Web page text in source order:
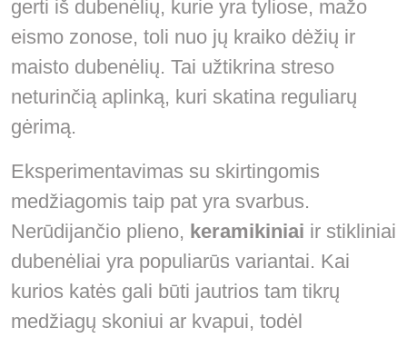
gerti iš dubenėlių, kurie yra tyliose, mažo
eismo zonose, toli nuo jų kraiko dėžių ir
maisto dubenėlių. Tai užtikrina streso
neturinčią aplinką, kuri skatina reguliarų
gėrimą.
Eksperimentavimas su skirtingomis
medžiagomis taip pat yra svarbus.
Nerūdijančio plieno, keramikiniai ir stikliniai
dubenėliai yra populiarūs variantai. Kai
kurios katės gali būti jautrios tam tikrų
medžiagų skoniui ar kvapui, todėl